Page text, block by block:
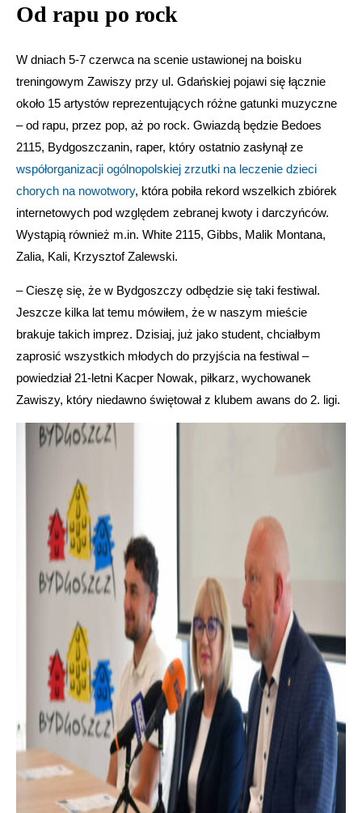
Od rapu po rock
W dniach 5-7 czerwca na scenie ustawionej na boisku
treningowym Zawiszy przy ul. Gdańskiej pojawi się łącznie
około 15 artystów reprezentujących różne gatunki muzyczne
– od rapu, przez pop, aż po rock. Gwiazdą będzie Bedoes
2115, Bydgoszczanin, raper, który ostatnio zasłynął ze
współorganizacji ogólnopolskiej zrzutki na leczenie dzieci
chorych na nowotwory, która pobiła rekord wszelkich zbiórek
internetowych pod względem zebranej kwoty i darczyńców.
Wystąpią również m.in. White 2115, Gibbs, Malik Montana,
Zalia, Kali, Krzysztof Zalewski.
– Cieszę się, że w Bydgoszczy odbędzie się taki festiwal.
Jeszcze kilka lat temu mówiłem, że w naszym mieście
brakuje takich imprez. Dzisiaj, już jako student, chciałbym
zaprosić wszystkich młodych do przyjścia na festiwal –
powiedział 21-letni Kacper Nowak, piłkarz, wychowanek
Zawiszy, który niedawno świętował z klubem awans do 2. ligi.